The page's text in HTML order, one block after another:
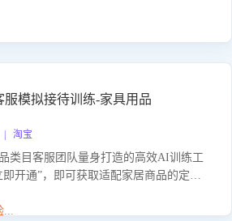
服模拟接待训练-家具用品
淘宝
类目客服团队量身打造的高效AI训练工
即开通”，即可获取适配家居商品的定制
品功能、尺寸参数咨询等高频场景下的
...